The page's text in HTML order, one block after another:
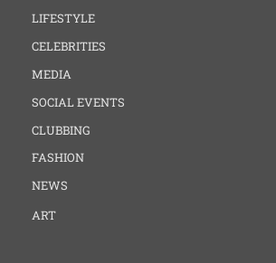
LIFESTYLE
CELEBRITIES
MEDIA
SOCIAL EVENTS
CLUBBING
FASHION
NEWS
ART